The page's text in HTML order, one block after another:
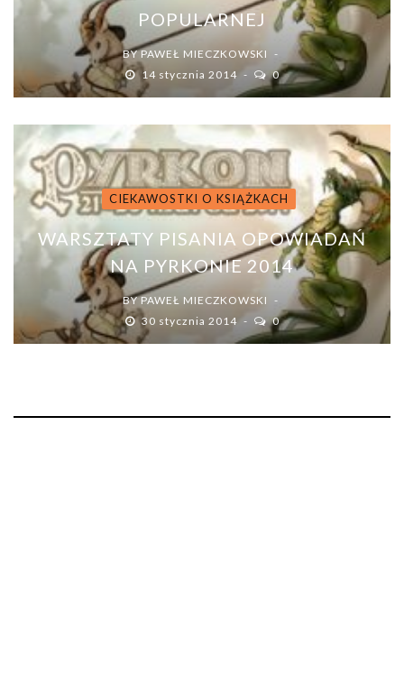
POPULARNEJ
BYPAWEŁ MIECZKOWSKI
14 stycznia 2014
0
CIEKAWOSTKI O KSIĄŻKACH
WARSZTATY PISANIA OPOWIADAŃ
NA PYRKONIE 2014
BYPAWEŁ MIECZKOWSKI
30 stycznia 2014
0